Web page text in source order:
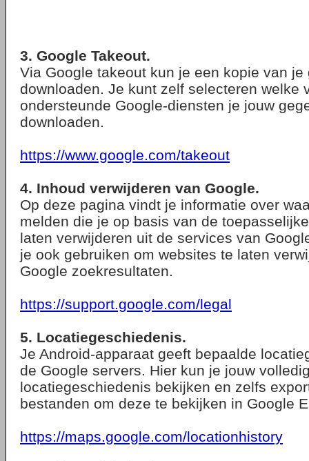
3. Google Takeout.
Via Google takeout kun je een kopie van je
downloaden. Je kunt zelf selecteren welke
ondersteunde Google-diensten je jouw
downloaden.
https://www.google.com/takeout
4. Inhoud verwijderen van Google.
Op deze pagina vindt je informatie over
melden die je op basis van de
laten verwijderen uit de services van
je ook gebruiken om websites te laten
Google zoekresultaten.
https://support.google.com/legal
5. Locatiegeschiedenis.
Je Android-apparaat geeft bepaalde
de Google servers. Hier kun je jouw
locatiegeschiedenis bekijken en zelfs
bestanden om deze te bekijken in Google
https://maps.google.com/locationhistory